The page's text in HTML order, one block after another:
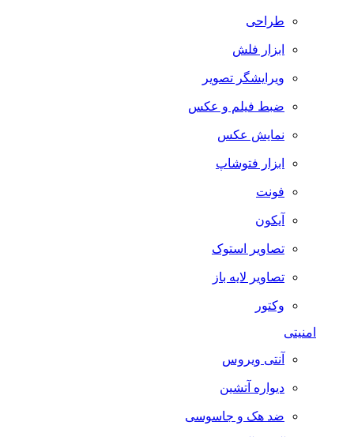
طراحی
ابزار فلش
ویرایشگر تصویر
ضبط فيلم و عكس
نمایش عکس
ابزار فتوشاپ
فونت
آیکون
تصاویر استوک
تصاویر لایه باز
وکتور
امنیتی
آنتی ویروس
دیواره آتشین
ضد هک و جاسوسی